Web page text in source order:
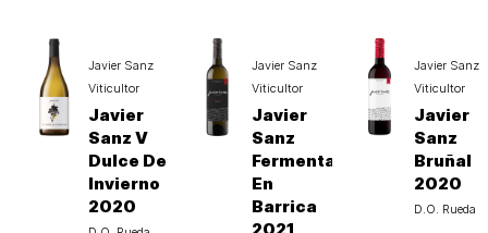
Javier Sanz
Viticultor
Javier
Sanz V
Dulce De
Invierno
2020
Javier Sanz
Viticultor
Javier
Sanz
Fermentado
En
Barrica
2021
Javier Sanz
Viticultor
Javier
Sanz
Bruñal
2020
D.O. Rueda